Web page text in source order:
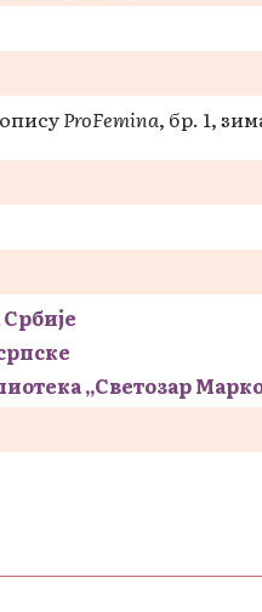
ProFemina, бр. 1,
„Светозар